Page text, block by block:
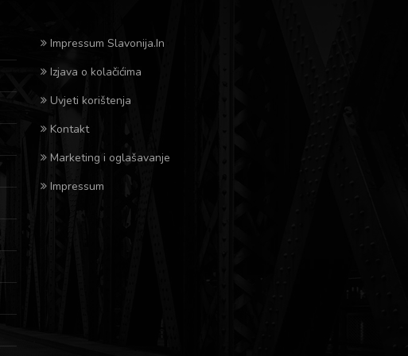
Impressum Slavonija.In
Izjava o kolačićima
Uvjeti korištenja
Kontakt
Marketing i oglašavanje
Impressum